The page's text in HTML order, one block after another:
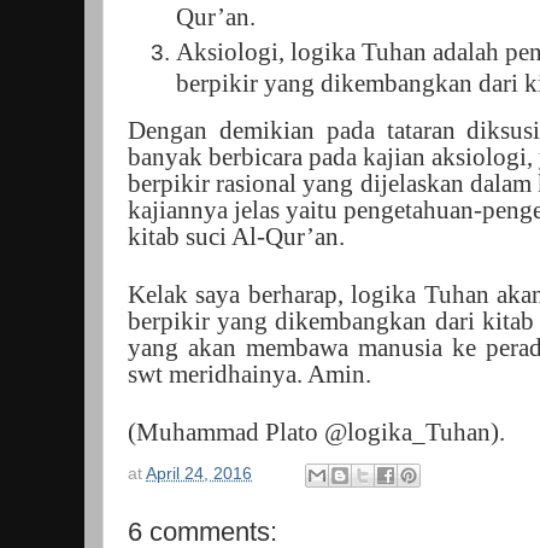
Qur’an.
Aksiologi, logika Tuhan adalah
berpikir yang dikembangkan dari
Dengan demikian pada tataran
banyak berbicara pada kajian
berpikir rasional yang dijelaskan
kajiannya jelas yaitu pengetahuan-
kitab suci Al-Qur’an.
Kelak saya berharap, logika Tuhan
berpikir yang dikembangkan dari
yang akan membawa manusia ke
swt meridhainya. Amin.
(Muhammad Plato @logika_Tuhan).
at April 24, 2016
6 comments: